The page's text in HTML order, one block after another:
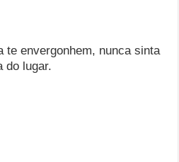
te envergonhem, nunca sinta
do lugar.